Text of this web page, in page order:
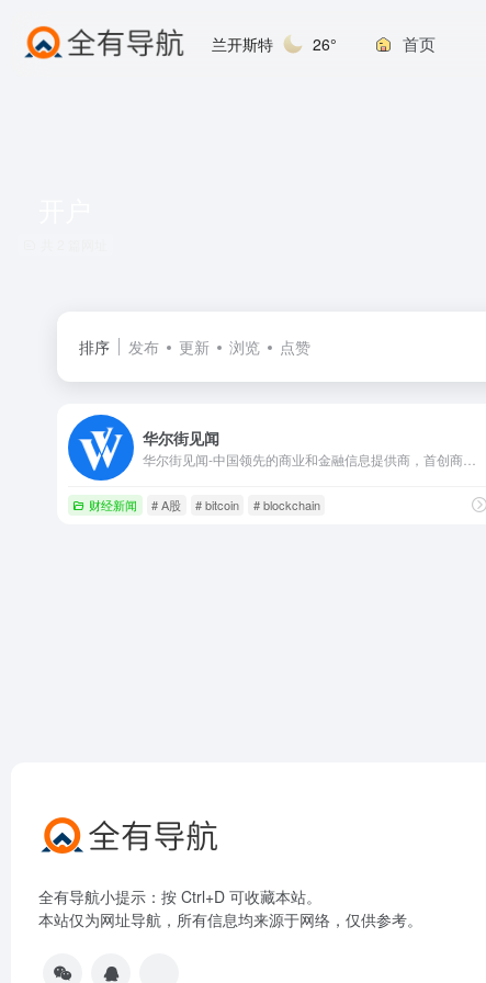
兰开斯特 26° 首页
排序 发布 更新 浏览 点赞
华尔街见闻
财经新闻 # A股 # bitcoin # blockchain
全有导航小提示：按 Ctrl+D 可收藏本站。
本站仅为网址导航，所有信息均来源于网络，仅供参考。